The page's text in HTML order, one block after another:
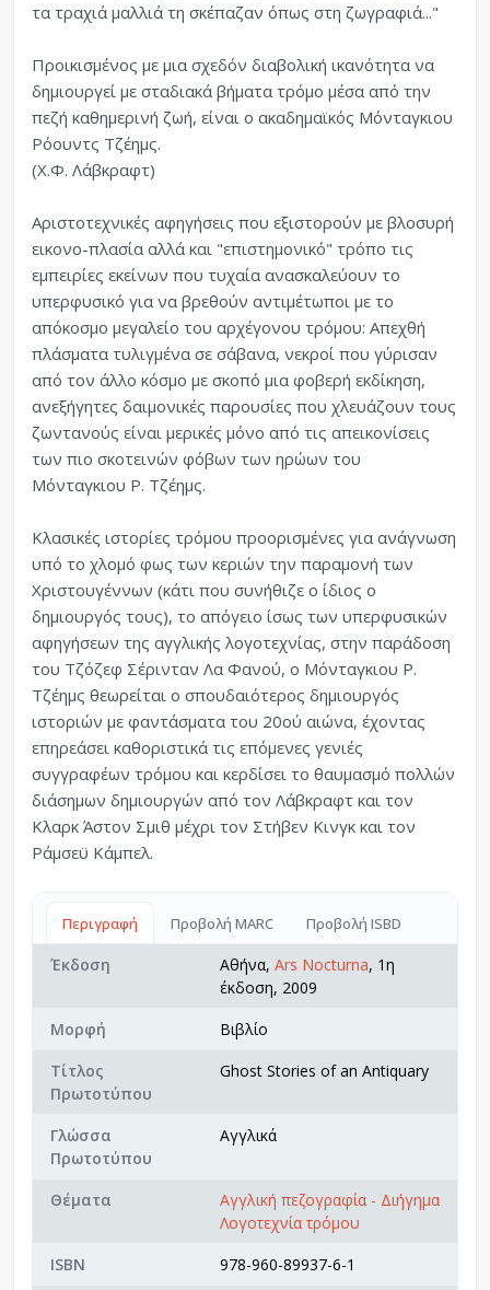
τα τραχιά μαλλιά τη σκέπαζαν όπως στη ζωγραφιά..."
Προικισμένος με μια σχεδόν διαβολική ικανότητα να
δημιουργεί με σταδιακά βήματα τρόμο μέσα από την
πεζή καθημερινή ζωή, είναι ο ακαδημαϊκός Μόνταγκιου
Ρόουντς Τζέημς.
(Χ.Φ. Λάβκραφτ)
Αριστοτεχνικές αφηγήσεις που εξιστορούν με βλοσυρή
εικονο-πλασία αλλά και "επιστημονικό" τρόπο τις
εμπειρίες εκείνων που τυχαία ανασκαλεύουν το
υπερφυσικό για να βρεθούν αντιμέτωποι με το
απόκοσμο μεγαλείο του αρχέγονου τρόμου: Απεχθή
πλάσματα τυλιγμένα σε σάβανα, νεκροί που γύρισαν
από τον άλλο κόσμο με σκοπό μια φοβερή εκδίκηση,
ανεξήγητες δαιμονικές παρουσίες που χλευάζουν τους
ζωντανούς είναι μερικές μόνο από τις απεικονίσεις
των πιο σκοτεινών φόβων των ηρώων του
Μόνταγκιου Ρ. Τζέημς.
Κλασικές ιστορίες τρόμου προορισμένες για ανάγνωση
υπό το χλομό φως των κεριών την παραμονή των
Χριστουγέννων (κάτι που συνήθιζε ο ίδιος ο
δημιουργός τους), το απόγειο ίσως των υπερφυσικών
αφηγήσεων της αγγλικής λογοτεχνίας, στην παράδοση
του Τζόζεφ Σέρινταν Λα Φανού, ο Μόνταγκιου Ρ.
Τζέημς θεωρείται ο σπουδαιότερος δημιουργός
ιστοριών με φαντάσματα του 20ού αιώνα, έχοντας
επηρεάσει καθοριστικά τις επόμενες γενιές
συγγραφέων τρόμου και κερδίσει το θαυμασμό πολλών
διάσημων δημιουργών από τον Λάβκραφτ και τον
Κλαρκ Άστον Σμιθ μέχρι τον Στήβεν Κινγκ και τον
Ράμσεϋ Κάμπελ.
Περιγραφή Προβολή MARC Προβολή ISBD
Έκδοση Αθήνα, Ars Nocturna, 1η
έκδοση, 2009
Μορφή
Βιβλίο
Τίτλος
Πρωτοτύπου
Ghost Stories of an Antiquary
Γλώσσα
Πρωτοτύπου
Αγγλικά
Θέματα
Αγγλική πεζογραφία - Διήγημα
Λογοτεχνία τρόμου
ISBN
978-960-89937-6-1